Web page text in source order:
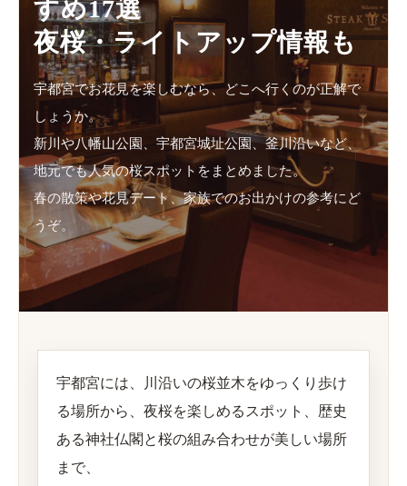
すめ17選
夜桜・ライトアップ情報も
宇都宮でお花見を楽しむなら、どこへ行くのが正解で
しょうか。
新川や八幡山公園、宇都宮城址公園、釜川沿いなど、
地元でも人気の桜スポットをまとめました。
春の散策や花見デート、家族でのお出かけの参考にど
うぞ。
宇都宮には、川沿いの桜並木をゆっくり歩け
る場所から、夜桜を楽しめるスポット、歴史
ある神社仏閣と桜の組み合わせが美しい場所
まで、